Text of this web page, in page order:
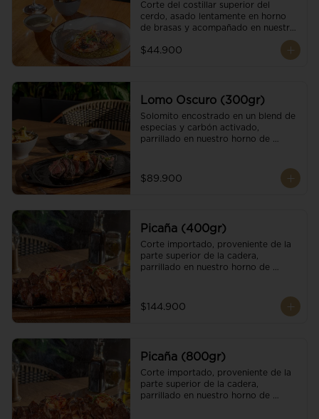
Corte del costillar superior del
cerdo, asado lentamente en horno
de brasas y acompañado en nuestra
$44.900
Lomo Oscuro (300gr)
Solomito encostrado en un blend de
especias y carbón activado,
parrillado en nuestro horno de
mantequilla de ajo y pimientos.
Acompañado de salsa criolla y una
$89.900
Picaña (400gr)
Corte importado, proveniente de la
parte superior de la cadera,
parrillado en nuestro horno de
Acompañado de salsa criolla de la
casa.
$144.900
Picaña (800gr)
Corte importado, proveniente de la
parte superior de la cadera,
parrillado en nuestro horno de